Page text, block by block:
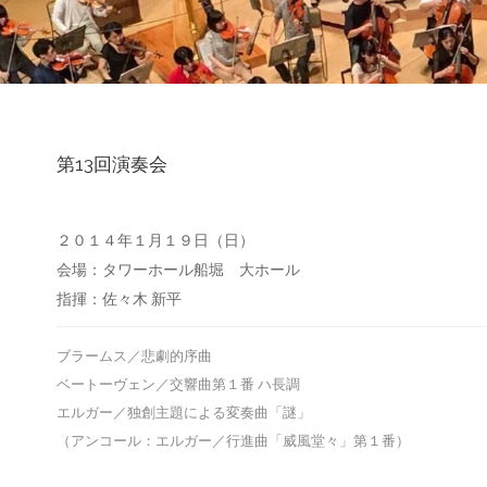
第13回演奏会
２０１４年１月１９日（日）
会場：タワーホール船堀 大ホール
指揮：佐々木 新平
ブラームス／悲劇的序曲
ベートーヴェン／交響曲第１番 ハ長調
エルガー／独創主題による変奏曲「謎」
（アンコール：エルガー／行進曲「威風堂々」第１番）